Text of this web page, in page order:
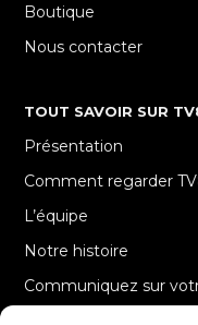
Boutique
Nous contacter
TOUT SAVOIR SUR
Présentation
Comment regarder
L’équipe
Notre histoire
Communiquez sur